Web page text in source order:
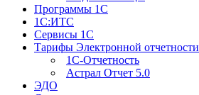
Программы 1С
1С:ИТС
Сервисы 1С
Тарифы Электронной отчетности
1С-Отчетность
Астрал Отчет 5.0
ЭДО